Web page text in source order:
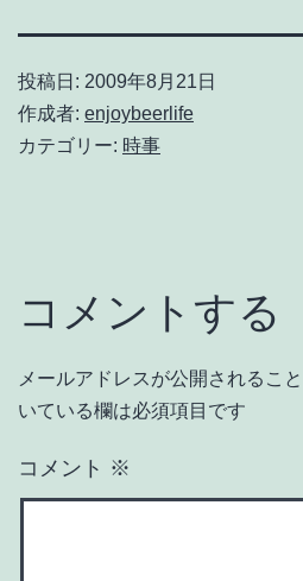
投稿日: 2009年8月21日
作成者: enjoybeerlife
カテゴリー: 時事
コメントする
メールアドレスが公開されるこ
いている欄は必須項目です
コメント ※